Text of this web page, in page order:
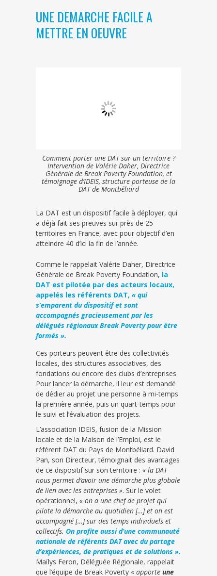
UNE DEMARCHE FACILE A
METTRE EN OEUVRE
Comment porter une DAT sur un territoire ?
Intervention de Valérie Daher, Directrice
Générale de Break Poverty Foundation, et
témoignage d’IDEIS, structure porteuse de la
DAT de Montbéliard
La DAT est un dispositif facile à déployer, qui
a déjà fait ses preuves sur près de 25
territoires en France, avec pour objectif d’en
atteindre 40 d’ici la fin de l’année.
Comme le rappelait Valérie Daher, Directrice
Générale de Break Poverty Foundation, la
DAT est pilotée par des acteurs locaux,
appelés les référents DAT, « qui
s’emparent du dispositif et sont
accompagnés gracieusement par les
délégués régionaux Break Poverty pour être
formés ».
Ces porteurs peuvent être des collectivités
locales, des structures associatives, des
fondations ou encore des clubs d’entreprises.
Pour lancer la démarche, il leur est demandé
de dédier au projet une personne à mi-temps
la première année, puis un quart-temps pour
le suivi et l’évaluation des projets.
L’association IDEIS, fusion de la Mission
locale et de la Maison de l’Emploi, est le
référent DAT du Pays de Montbéliard. David
Pan, son Directeur, témoignait des avantages
de ce dispositif sur son territoire : « la DAT
nous permet d’avoir une démarche plus globale
de lien avec les entreprises ». Sur le volet
opérationnel, « on a une chef de projet qui
pilote la démarche au quotidien […] et on est
accompagné […] sur des temps individuels et
collectifs. On profite aussi d’une communauté
nationale de référents DAT avec du partage
d’expériences, de pratiques et de solutions ».
Maïlys Feron, Déléguée Régionale, rappelait
que l’équipe de Break Poverty « apporte une